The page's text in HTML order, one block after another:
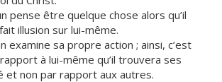
pense être quelque chose alors qu’il
illusion sur lui-même.
examine sa propre action ; ainsi, c’est
à lui-même qu’il trouvera ses
non par rapport aux autres.